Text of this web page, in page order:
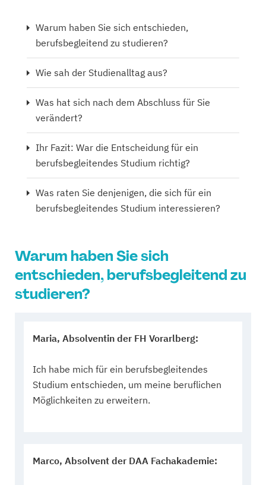
Warum haben Sie sich entschieden,
berufsbegleitend zu studieren?
Wie sah der Studienalltag aus?
Was hat sich nach dem Abschluss für Sie
verändert?
Ihr Fazit: War die Entscheidung für ein
berufsbegleitendes Studium richtig?
Was raten Sie denjenigen, die sich für ein
berufsbegleitendes Studium interessieren?
Warum haben Sie sich
entschieden, berufsbegleitend zu
studieren?
Maria, Absolventin der FH Vorarlberg:
Ich habe mich für ein berufsbegleitendes
Studium entschieden, um meine beruflichen
Möglichkeiten zu erweitern.
Marco, Absolvent der DAA Fachakademie: